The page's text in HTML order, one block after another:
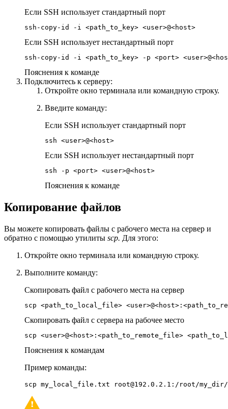
Если SSH использует стандартный порт
ssh-copy-id -i <path_to_key> <user>@<host>
Если SSH использует нестандартный порт
ssh-copy-id -i <path_to_key> -p <port>
Пояснения к команде
Подключитесь к серверу:
Откройте окно терминала или командную строку.
Введите команду:
Если SSH использует стандартный порт
ssh <user>@<host>
Если SSH использует нестандартный порт
ssh -p <port> <user>@<host>
Пояснения к команде
Копирование файлов
Вы можете копировать файлы с рабочего места на сервер и
обратно с помощью утилиты scp. Для этого:
Откройте окно терминала или командную строку.
Выполните команду:
Скопировать файл с рабочего места на сервер
scp <path_to_local_file>
Скопировать файл с сервера на рабочее место
scp <user>@<host>:<path_to_remote_file>
Пояснения к командам
Пример команды:
scp my_local_file.txt root@192.0.2.1:/root/